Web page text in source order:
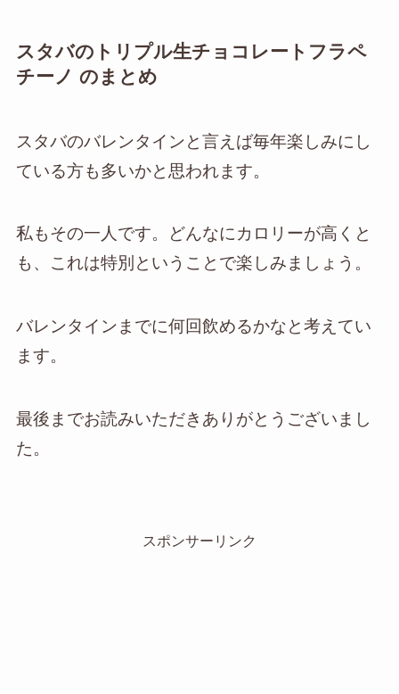
スタバのトリプル生チョコレートフラペ
チーノ のまとめ
スタバのバレンタインと言えば毎年楽しみにし
ている方も多いかと思われます。
私もその一人です。どんなにカロリーが高くと
も、これは特別ということで楽しみましょう。
バレンタインまでに何回飲めるかなと考えてい
ます。
最後までお読みいただきありがとうございまし
た。
スポンサーリンク